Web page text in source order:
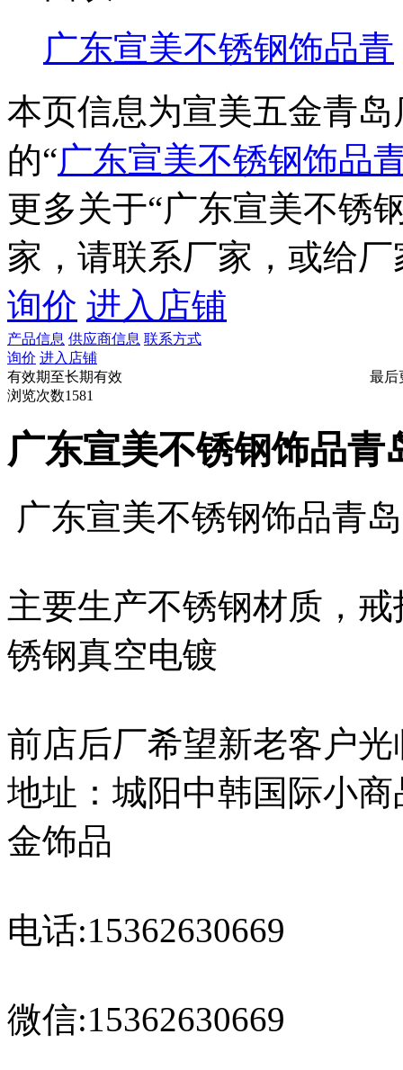
广东宣美不锈钢饰品青
本页信息为宣美五金青
的“广东宣美不锈钢饰品
更多关于“广东宣美不锈
家，请联系厂家，或给
询价 进入店铺
产品信息 供应商信息 联系方式
询价 进入店铺
有效期至长期有效
最后
浏览次数1581
广东宣美不锈钢饰品青
广东宣美不锈钢饰品青
主要生产不锈钢材质，
锈钢真空电镀
前店后厂希望新老客户光
地址：城阳中韩国际小
金饰品
电话:15362630669
微信:15362630669